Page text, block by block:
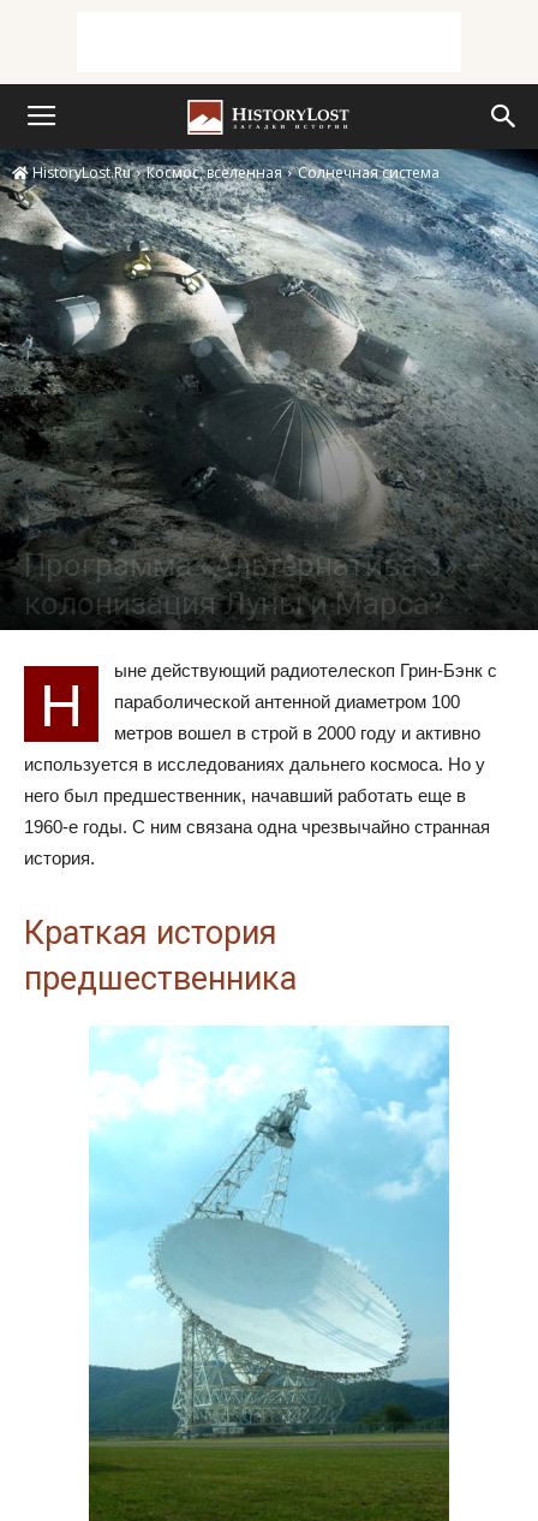
HistoryLost.Ru Космос, вселенная Солнечная система
Программа «Альтернатива 3» –
колонизация Луны и Марса?
Н
ыне действующий радиотелескоп Грин-Бэнк с
параболической антенной диаметром 100
метров вошел в строй в 2000 году и активно
используется в исследованиях дальнего космоса. Но у
него был предшественник, начавший работать еще в
1960-е годы. С ним связана одна чрезвычайно странная
история.
Краткая история
предшественника